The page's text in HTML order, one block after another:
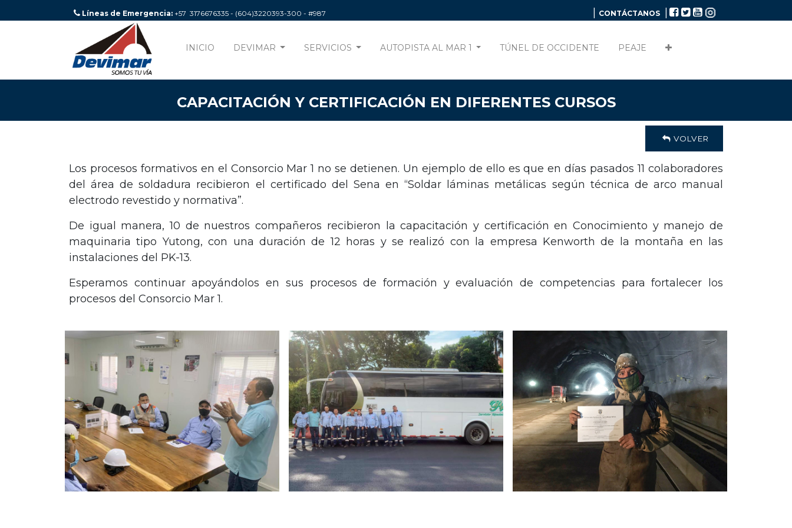
Líneas de Emergencia: +57 3176676335 - (604)3220393-300 - #987 CONTÁCTANOS
INICIO DEVIMAR SERVICIOS AUTOPISTA AL MAR 1 TÚNEL DE OCCIDENTE PEAJE
CAPACITACIÓN Y CERTIFICACIÓN EN DIFERENTES CURSOS
VOLVER
Los procesos formativos en el Consorcio Mar 1 no se detienen. Un ejemplo de ello es que en días pasados 11 colaboradores
del área de soldadura recibieron el certificado del Sena en “Soldar láminas metálicas según técnica de arco manual
electrodo revestido y normativa”.
De igual manera, 10 de nuestros compañeros recibieron la capacitación y certificación en Conocimiento y manejo de
maquinaria tipo Yutong, con una duración de 12 horas y se realizó con la empresa Kenworth de la montaña en las
instalaciones del PK-13.
Esperamos continuar apoyándolos en sus procesos de formación y evaluación de competencias para fortalecer los
procesos del Consorcio Mar 1.